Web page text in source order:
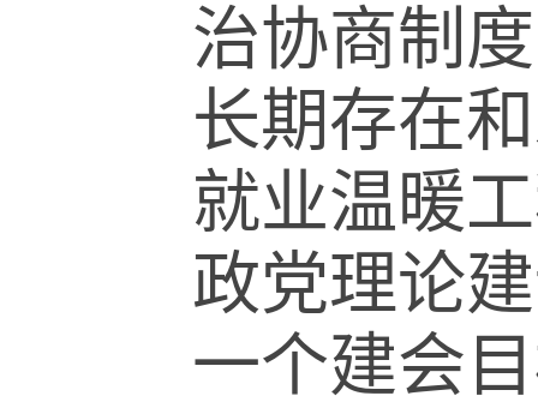
治协商制
长期存在
就业温暖
政党理论
一个建会